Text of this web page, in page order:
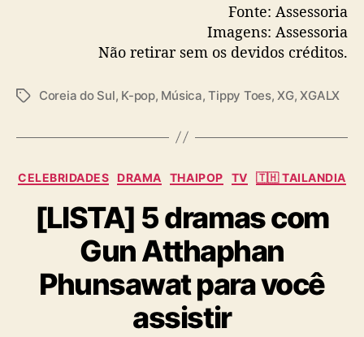
Fonte: Assessoria
Imagens: Assessoria
Não retirar sem os devidos créditos.
T
Coreia do Sul, K-pop, Música,Tippy Toes,XG,XGALX
C
t
e
g
o
r
i
a
CELEBRIDADES DRAMA THAIPOP TV 🇹🇭 TAILANDIA
[LISTA] 5 dramas com
Gun Atthaphan
Phunsawat para você
assistir